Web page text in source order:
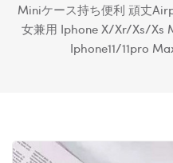
Miniケース持ち便利 頑丈
女兼用 Iphone X/xr/xs/xs
Iphone11/11pro